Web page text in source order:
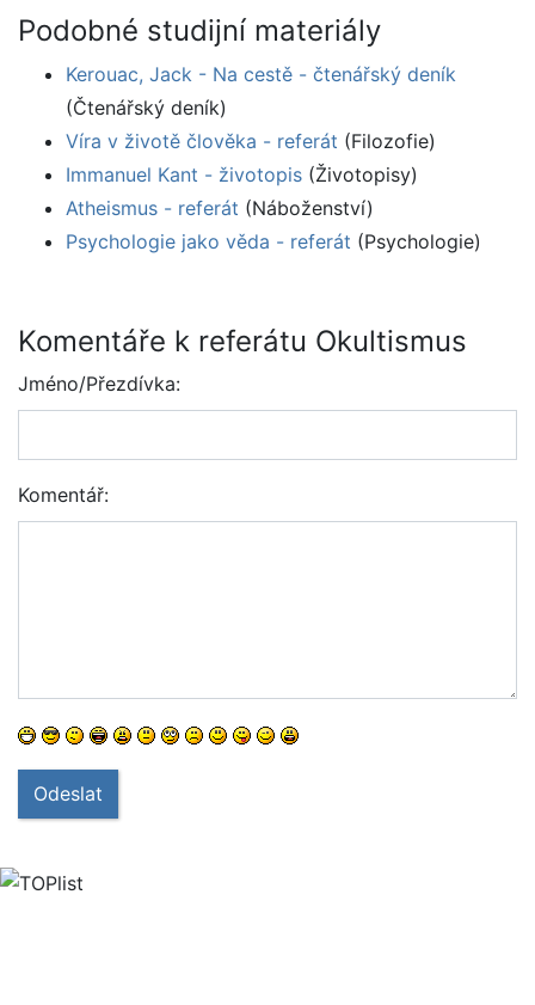
Podobné studijní materiály
Kerouac, Jack - Na cestě - čtenářský deník
(Čtenářský deník)
Víra v životě člověka - referát (Filozofie)
Immanuel Kant - životopis (Životopisy)
Atheismus - referát (Náboženství)
Psychologie jako věda - referát (Psychologie)
Komentáře k referátu Okultismus
Jméno/Přezdívka:
Komentář:
Odeslat